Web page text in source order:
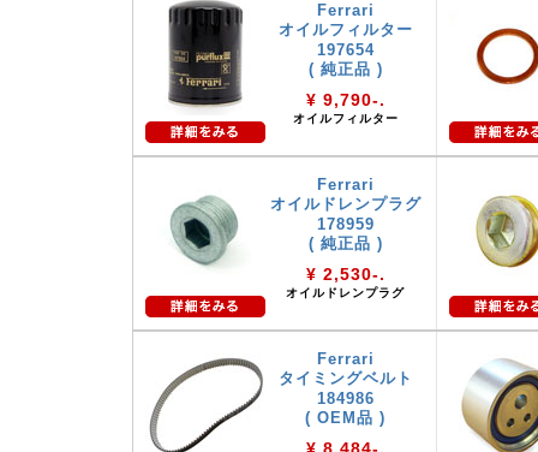
Ferrari
オイルフィルター
197654
( 純正品 )
¥ 9,790-.
オイルフィルター
Ferrari
オイルドレンプラグ
178959
( 純正品 )
¥ 2,530-.
オイルドレンプラグ
Ferrari
タイミングベルト
184986
( OEM品 )